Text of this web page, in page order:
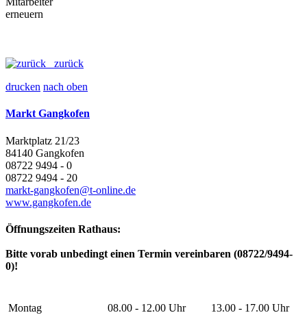
zurück
drucken nach oben
Markt Gangkofen
Marktplatz 21/23
84140 Gangkofen
08722 9494 - 0
08722 9494 - 20
markt-gangkofen@t-online.de
www.gangkofen.de
Öffnungszeiten Rathaus:
Bitte vorab unbedingt einen Termin vereinbaren (08722/9494-
0)!
Montag 08.00 - 12.00 Uhr
13.00 - 17.00 Uhr